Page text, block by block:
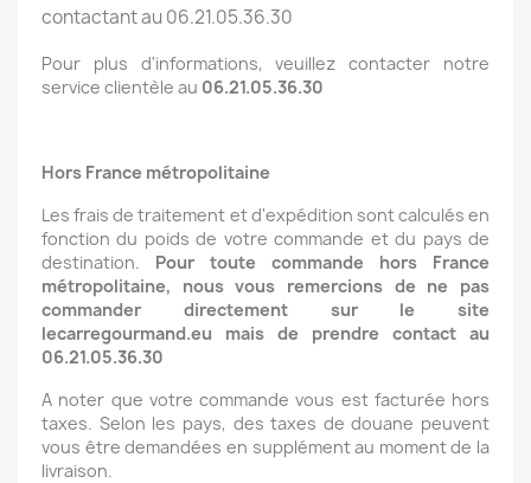
contactant au 06.21.05.36.30
Pour plus d'informations, veuillez contacter notre
service clientèle au 06.21.05.36.30
Hors France métropolitaine
Les frais de traitement et d'expédition sont calculés en
fonction du poids de votre commande et du pays de
destination. Pour toute commande hors France
métropolitaine, nous vous remercions de ne pas
commander directement sur le site
lecarregourmand.eu mais de prendre contact au
06.21.05.36.30
A noter que votre commande vous est facturée hors
taxes. Selon les pays, des taxes de douane peuvent
vous être demandées en supplément au moment de la
livraison.